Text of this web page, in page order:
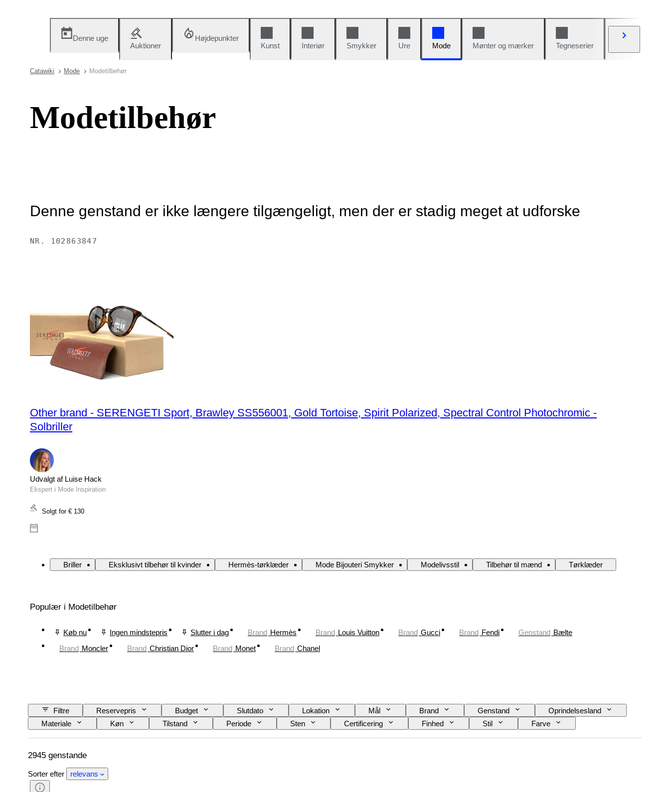
Denne uge
Auktioner
Højdepunkter
Kunst
Interiør Smykker Ure Mode Mønter og mærker Tegneserier
Catawiki Mode Modetilbehør
Modetilbehør
Denne genstand er ikke længere tilgængeligt, men der er stadig meget at udforske
NR. 102863847
Other brand - SERENGETI Sport, Brawley SS556001, Gold Tortoise, Spirit Polarized, Spectral Control Photochromic -
Solbriller
Udvalgt af Luise Hack
Ekspert i Mode Inspiration
Solgt for € 130
Briller Eksklusivt tilbehør til kvinder Hermès-tørklæder Mode Bijouteri Smykker Modelivsstil Tilbehør til mænd Tørklæder
Populær i Modetilbehør
Køb nu Ingen mindstepris Slutter i dag Brand Hermès Brand Louis Vuitton Brand Gucci Brand Fendi Genstand Bælte
Brand Moncler Brand Christian Dior Brand Monet Brand Chanel
Filtre Reservepris Budget Slutdato Lokation Mål Brand Genstand
Oprindelsesland
Materiale
Køn Tilstand Periode Sten Certificering Finhed Stil
Farve
Tøjstørrelse
Snit Størrelse på genstand Mønster Tilbehør inkluderet Diamanttype Size
Æra
2945 genstande
Sorter efter relevans